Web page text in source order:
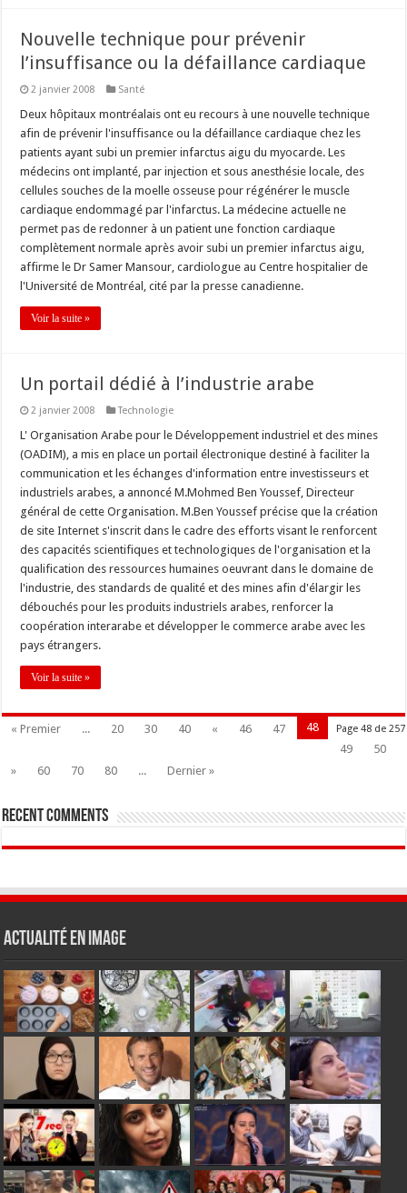
Nouvelle technique pour prévenir
l’insuffisance ou la défaillance cardiaque
2 janvier 2008 Santé
Deux hôpitaux montréalais ont eu recours à une nouvelle technique
afin de prévenir l'insuffisance ou la défaillance cardiaque chez les
patients ayant subi un premier infarctus aigu du myocarde. Les
médecins ont implanté, par injection et sous anesthésie locale, des
cellules souches de la moelle osseuse pour régénérer le muscle
cardiaque endommagé par l'infarctus. La médecine actuelle ne
permet pas de redonner à un patient une fonction cardiaque
complètement normale après avoir subi un premier infarctus aigu,
affirme le Dr Samer Mansour, cardiologue au Centre hospitalier de
l'Université de Montréal, cité par la presse canadienne.
Voir la suite »
Un portail dédié à l’industrie arabe
2 janvier 2008 Technologie
L' Organisation Arabe pour le Développement industriel et des mines
(OADIM), a mis en place un portail électronique destiné à faciliter la
communication et les échanges d'information entre investisseurs et
industriels arabes, a annoncé M.Mohmed Ben Youssef, Directeur
général de cette Organisation. M.Ben Youssef précise que la création
de site Internet s'inscrit dans le cadre des efforts visant le renforcent
des capacités scientifiques et technologiques de l'organisation et la
qualification des ressources humaines oeuvrant dans le domaine de
l'industrie, des standards de qualité et des mines afin d'élargir les
débouchés pour les produits industriels arabes, renforcer la
coopération interarabe et développer le commerce arabe avec les
pays étrangers.
Voir la suite »
Page 48 de 257
« Premier ... 20 30 40 « 46 47
48
49
50
»
60 70 80 ... Dernier »
Recent Comments
Actualité en Image